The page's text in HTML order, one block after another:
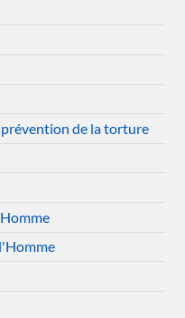
de la torture